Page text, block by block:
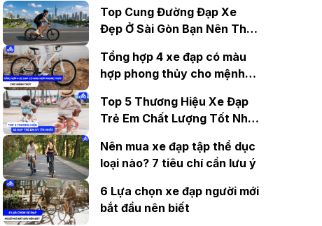
Top Cung Đường Đạp Xe
Đẹp Ở Sài Gòn Bạn Nên Thử
Tổng hợp 4 xe đạp có màu
hợp phong thủy cho mệnh
Top 5 Thương Hiệu Xe Đạp
Trẻ Em Chất Lượng Tốt Nhất
Nên mua xe đạp tập thể dục
loại nào? 7 tiêu chí cần lưu ý
6 Lựa chọn xe đạp người mới
bắt đầu nên biết